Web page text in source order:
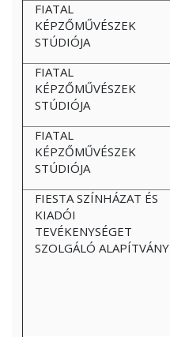
FIATAL
KÉPZŐMŰVÉSZEK
STÚDIÓJA
FIATAL
KÉPZŐMŰVÉSZEK
STÚDIÓJA
FIATAL
KÉPZŐMŰVÉSZEK
STÚDIÓJA
FIESTA SZÍNHÁZAT ÉS
KIADÓI
TEVÉKENYSÉGET
SZOLGÁLÓ ALAPÍTVÁNY